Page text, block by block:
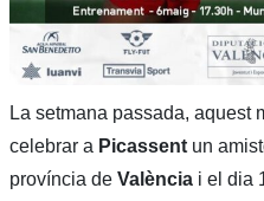
La setmana passada, aquest
celebrar a Picassent un
província de València i el dia